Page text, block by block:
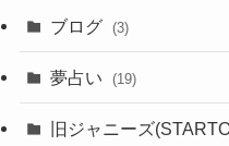
ブログ (3)
夢占い (19)
旧ジャニーズ